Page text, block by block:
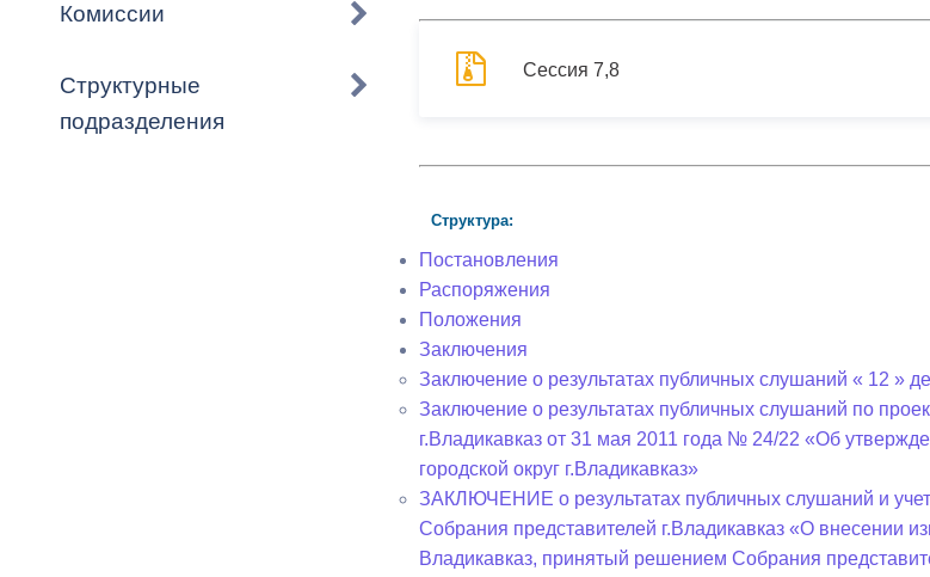
ОРВ и экспертиза НПА
местного самоуправления
учете в
Открытые данные
планирования
Информация о результатах
проверок
действий
самоуправления
Комиссии
Структурные
подразделения
Сессия 7,8
Структура:
Постановления
Распоряжения
Положения
Заключения
Заключение о результатах публичных слушаний « 12 »
Заключение о результатах публичных слушаний по
г.Владикавказ от 31 мая 2011 года № 24/22 «Об
городской округ г.Владикавказ»
ЗАКЛЮЧЕНИЕ о результатах публичных слушаний и
Собрания представителей г.Владикавказ «О внесении
Владикавказ, принятый решением Собрания